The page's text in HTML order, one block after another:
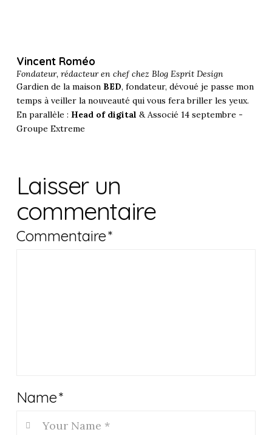
Vincent Roméo
Fondateur, rédacteur en chef chez Blog Esprit Design
Gardien de la maison BED, fondateur, dévoué je passe mon
temps à veiller la nouveauté qui vous fera briller les yeux.
En parallèle : Head of digital & Associé 14 septembre -
Groupe Extreme
Laisser un
commentaire
Commentaire*
Name*